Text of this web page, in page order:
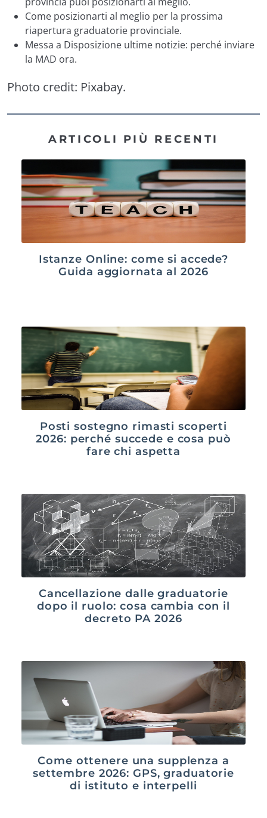
Come posizionarti al meglio per la prossima
riapertura graduatorie provinciale.
Messa a Disposizione ultime notizie: perché inviare
la MAD ora.
Photo credit: Pixabay.
ARTICOLI PIÙ RECENTI
Istanze Online: come si accede?
Guida aggiornata al 2026
Posti sostegno rimasti scoperti
2026: perché succede e cosa può
fare chi aspetta
Cancellazione dalle graduatorie
dopo il ruolo: cosa cambia con il
decreto PA 2026
Come ottenere una supplenza a
settembre 2026: GPS, graduatorie
di istituto e interpelli